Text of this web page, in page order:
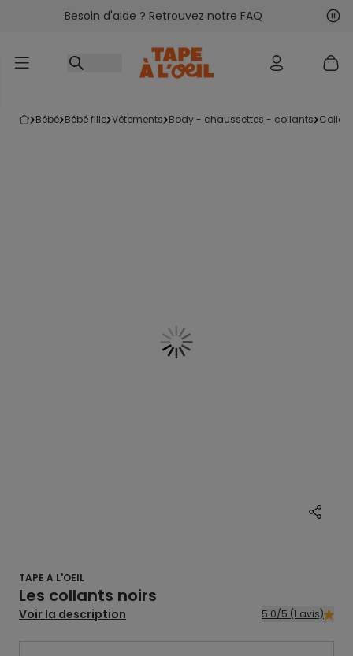
Accéder au contenu
Besoin d'aide ? Retrouvez notre FAQ
bébé bébé fille vêtements body - chaussettes - collants
TAPE A L'OEIL
Les collants noirs
Voir la description 5.0/5 (1 avis)